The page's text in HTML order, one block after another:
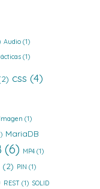
Audio(1)
(1)
css (4)
Imagen (1)
MariaDB
(6) MP4(1)
(2) PIN (1)
REST (1) SOLID